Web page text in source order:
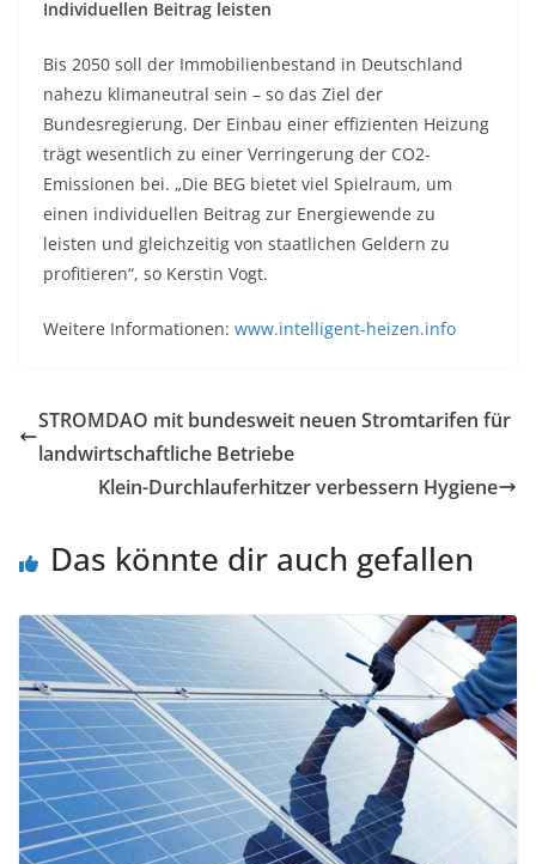
Individuellen Beitrag leisten
Bis 2050 soll der Immobilienbestand in Deutschland
nahezu klimaneutral sein – so das Ziel der
Bundesregierung. Der Einbau einer effizienten Heizung
trägt wesentlich zu einer Verringerung der CO2-
Emissionen bei. „Die BEG bietet viel Spielraum, um
einen individuellen Beitrag zur Energiewende zu
leisten und gleichzeitig von staatlichen Geldern zu
profitieren“, so Kerstin Vogt.
Weitere Informationen: www.intelligent-heizen.info
STROMDAO mit bundesweit neuen Stromtarifen für
landwirtschaftliche Betriebe
Klein-Durchlauferhitzer verbessern Hygiene
Das könnte dir auch gefallen